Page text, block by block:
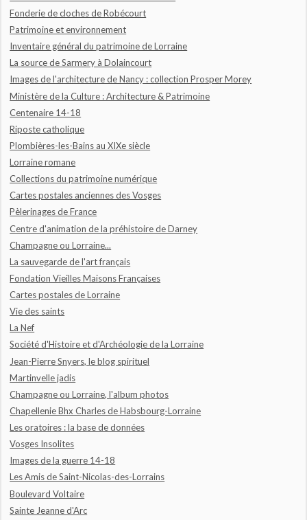
Fonderie de cloches de Robécourt
Patrimoine et environnement
Inventaire général du patrimoine de Lorraine
La source de Sarmery à Dolaincourt
Images de l'architecture de Nancy : collection Prosper Morey
Ministère de la Culture : Architecture & Patrimoine
Centenaire 14-18
Riposte catholique
Plombières-les-Bains au XIXe siècle
Lorraine romane
Collections du patrimoine numérique
Cartes postales anciennes des Vosges
Pèlerinages de France
Centre d'animation de la préhistoire de Darney
Champagne ou Lorraine...
La sauvegarde de l'art français
Fondation Vieilles Maisons Françaises
Cartes postales de Lorraine
Vie des saints
La Nef
Société d'Histoire et d'Archéologie de la Lorraine
Jean-Pierre Snyers, le blog spirituel
Martinvelle jadis
Champagne ou Lorraine, l'album photos
Chapellenie Bhx Charles de Habsbourg-Lorraine
Les oratoires : la base de données
Vosges Insolites
Images de la guerre 14-18
Les Amis de Saint-Nicolas-des-Lorrains
Boulevard Voltaire
Sainte Jeanne d'Arc